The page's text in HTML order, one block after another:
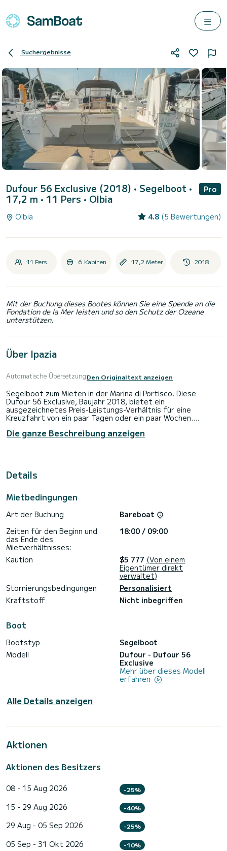
Suchergebnisse
Dufour 56 Exclusive (2018) • Segelboot •
17,2 m • 11 Pers • Olbia
Pro
Olbia 4.8 (5 Bewertungen)
11 Pers. 6 Kabinen 17,2 Meter 2018
Mit der Buchung dieses Bootes können Sie eine Spende an die
Fondation de la Mer leisten und so den Schutz der Ozeane
unterstützen.
Über Ipazia
Automatische ÜbersetzungDen Originaltext anzeigen
Segelboot zum Mieten in der Marina di Portisco. Diese
Dufour 56 Exclusive, Baujahr 2018, bietet ein
ausgezeichnetes Preis-Leistungs-Verhältnis für eine
Kreuzfahrt von ein paar Tagen oder ein paar Wochen.
Das Boot verfügt über 6 komfortable Kabinen und eine
Bootskapazität von 12 Personen. Mit einer Gesamtlänge von
außergewöhnlichen Urlaub auf dem Wasser in der Umgebung
Klimaanlage, Bluetooth-Verbindung .
Für jeden Wenn Sie Informationen oder eine Reservierung
anfordern möchten, klicken Sie auf die Schaltfläche
„Angebot anfordern“. Ein SamBoat-Experte wird Ihnen das
Die ganze Beschreibung anzeigen
Details
Mietbedingungen
Art der Buchung
Bareboat
Zeiten für den Beginn und
das Ende des
Mietverhältnisses:
18:00 / 09:00
Kaution $5 777 (Von einem
Eigentümer direkt
verwaltet)
Stornierungsbedingungen
Personalisiert
Kraftstoff
Nicht inbegriffen
Boot
Bootstyp
Segelboot
Modell
Dufour - Dufour 56
Exclusive
Mehr über dieses Modell
erfahren
Alle Details anzeigen
Aktionen
Aktionen des Besitzers
08 - 15 Aug 2026 -25%
15 - 29 Aug 2026 -40%
29 Aug - 05 Sep 2026 -25%
05 Sep - 31 Okt 2026 -10%